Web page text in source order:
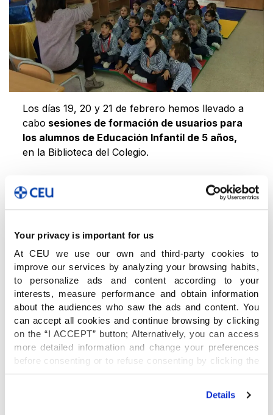
Your privacy is important for us
At CEU we use our own and third-party cookies to
improve our services by analyzing your browsing habits,
to personalize ads and content according to your
interests, measure performance and obtain information
about the audiences who saw the ads and content. You
can accept all cookies and continue browsing by clicking
on the “I ACCEPT” button; Alternatively, you can access
more detailed information and change your preferences
before consenting or to refuse consenting by clicking the
"Personalize" button. For more information you can visit
Details
Los días 19, 20 y 21 de febrero hemos llevado a
cabo sesiones de formación de usuarios para
los alumnos de Educación Infantil de 5 años,
en la Biblioteca del Colegio.
Muy pronto empezarán a llevarse libros en
una marioneta… todo para ayudarles a
comprender el uso de la Biblioteca y a vivir el
espacio como un lugar mágicoen el que hay
normas que tienen que respetar para que todos
podamos beneficiarnos del servicio.
Los alumnos han disfrutado mucho de esta
actividad y han estado muy receptivos. Se les ha
motivado a leer y a experimentar con diferentes
letras, dibujos, historias y a compartirlo también